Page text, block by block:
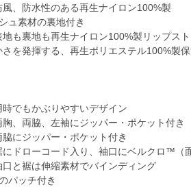
、防水性のある再生ナイロン100%製
ュ素材の裏地付き
も裏地も再生ナイロン100%製リップス
を発揮する、再生ポリエステル100%製
でもかぶりやすいデザイン
、両脇、左袖にジッパー・ポケット付き
にジッパー・ポケット付き
にドローコード入り、袖口にベルクロ™（
と裾は伸縮素材でバインディング
パッチ付き